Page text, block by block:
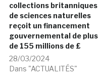
collections britanniques
de sciences naturelles
reçoit un financement
gouvernemental de plus
de 155 millions de £
28/03/2024
Dans "ACTUALITÉS"